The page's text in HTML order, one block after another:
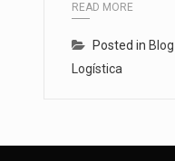
READ MORE
Posted in
Logística